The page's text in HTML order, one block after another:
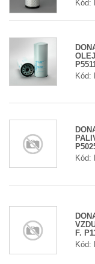
Kód:
Kód:
Kód:
F.
Kód: